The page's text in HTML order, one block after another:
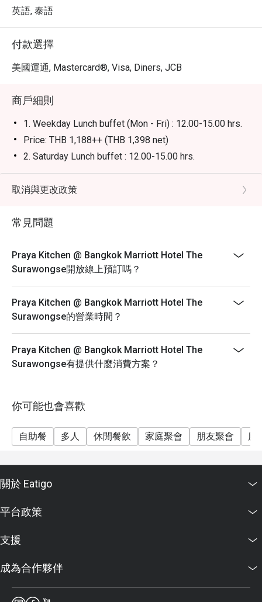
英語, 泰語
付款選擇
美國運通, Mastercard®, Visa, Diners, JCB
商戶細則
1. Weekday Lunch buffet (Mon - Fri) : 12.00-15.00 hrs.
Price: THB 1,188++ (THB 1,398 net)
2. Saturday Lunch buffet : 12.00-15.00 hrs.
International buffet with a highlight seafood wall, grilled
beef, including non-alcoholic beverages.
3. Sunday Brunch : 12.00-15.00 hrs.
beef, signature dishes from other restaurants in the
hotel, including non-alcoholic beverages.
4. Daily Dinner buffet : 18.00-22.00 hrs.
International buffet with a highlight seafood wall, grilled
Price: THB 2,088++ (THB 2,458 net)
this offer, please ensure your reservation is made 24
Celebration" in your booking details. ( If reserved less
than 24hrs the complimentary will be Special
取消與更改政策
常見問題
Praya Kitchen @ Bangkok Marriott Hotel The
Surawongse開放線上預訂嗎？
Praya Kitchen @ Bangkok Marriott Hotel The
Surawongse的營業時間？
Praya Kitchen @ Bangkok Marriott Hotel The
Surawongse有提供什麼消費方案？
你可能也會喜歡
自助餐 多人 休閒餐飲 家庭聚會 朋友聚會 慶
關於 Eatigo
平台政策
支援
成為合作夥伴